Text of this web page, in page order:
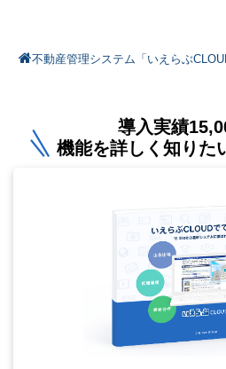
不動産管理システム「いえらぶ
導入実績
機能を詳しく知りた